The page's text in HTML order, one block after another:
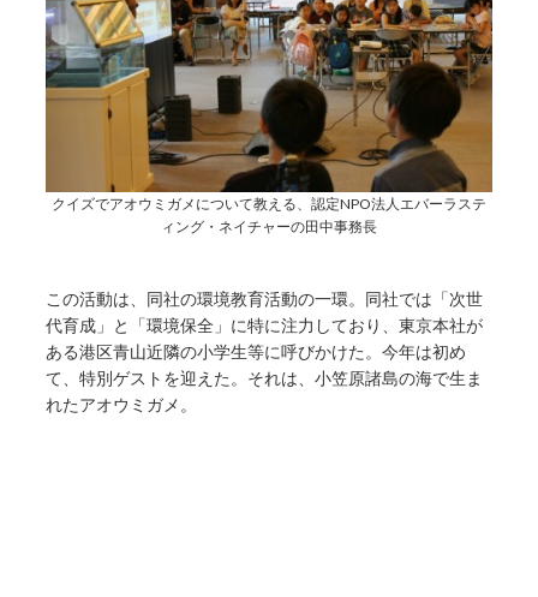
クイズでアオウミガメについて教える、認定NPO法人エバーラステ
ィング・ネイチャーの田中事務長
この活動は、同社の環境教育活動の一環。同社では「次世
代育成」と「環境保全」に特に注力しており、東京本社が
ある港区青山近隣の小学生等に呼びかけた。今年は初め
て、特別ゲストを迎えた。それは、小笠原諸島の海で生ま
れたアオウミガメ。